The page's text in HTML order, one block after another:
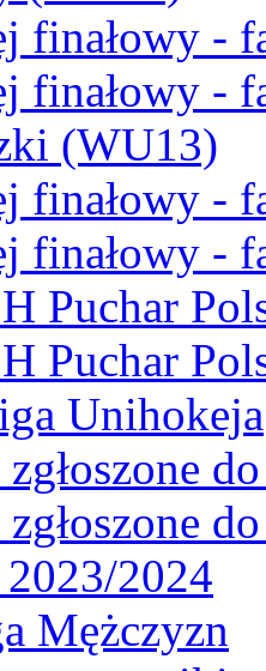
finałowy -
finałowy -
(WU13)
finałowy -
finałowy -
Puchar
Puchar
Unihokeja
2024
Mężczyzn